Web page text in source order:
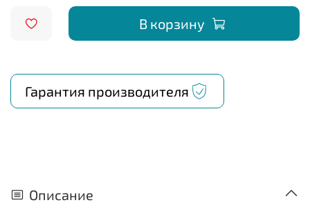
В корзину
Гарантия производителя
Описание